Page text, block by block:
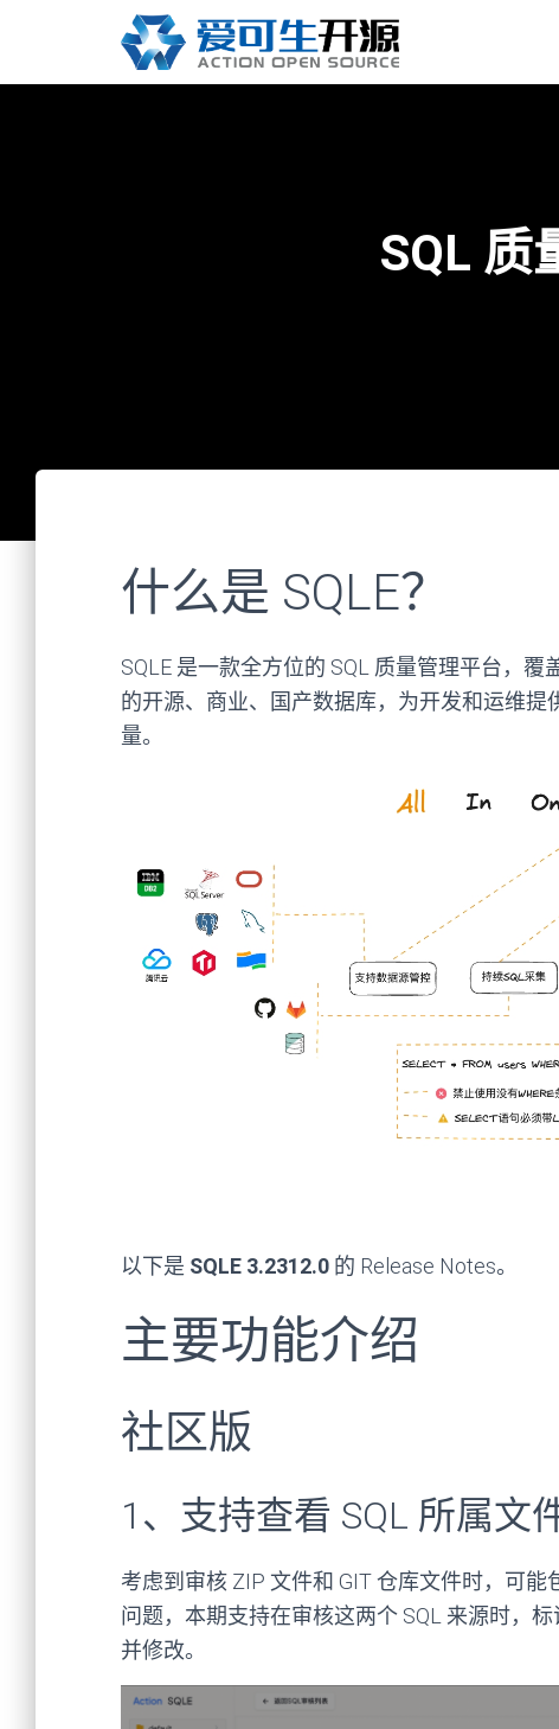
SQL 质
什么是 SQLE？
SQLE 是一款全方位的 SQL 质量管理平台，
的开源、商业、国产数据库，为开发和运维
量。
以下是 SQLE 3.2312.0 的 Release Notes。
主要功能介绍
社区版
1、支持查看 SQL 所属文
考虑到审核 ZIP 文件和 GIT 仓库文件时，可
问题，本期支持在审核这两个 SQL 来源时，
并修改。